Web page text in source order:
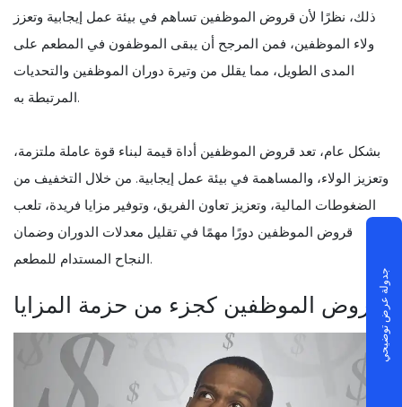
ذلك، نظرًا لأن قروض الموظفين تساهم في بيئة عمل إيجابية وتعزز
ولاء الموظفين، فمن المرجح أن يبقى الموظفون في المطعم على
المدى الطويل، مما يقلل من وتيرة دوران الموظفين والتحديات
المرتبطة به.
بشكل عام، تعد قروض الموظفين أداة قيمة لبناء قوة عاملة ملتزمة،
وتعزيز الولاء، والمساهمة في بيئة عمل إيجابية. من خلال التخفيف من
الضغوطات المالية، وتعزيز تعاون الفريق، وتوفير مزايا فريدة، تلعب
قروض الموظفين دورًا مهمًا في تقليل معدلات الدوران وضمان
النجاح المستدام للمطعم.
قروض الموظفين كجزء من حزمة المزاياجدولة عرض توضيحي